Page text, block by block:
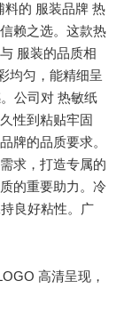
料的 服装品牌 热
赖之选。这款热
服装的品质相
均匀，能精细呈
公司对 热敏纸
性到粘贴牢固
牌的品质要求。
求，打造专属的
的重要助力。冷
良好粘性。广
高清呈现，